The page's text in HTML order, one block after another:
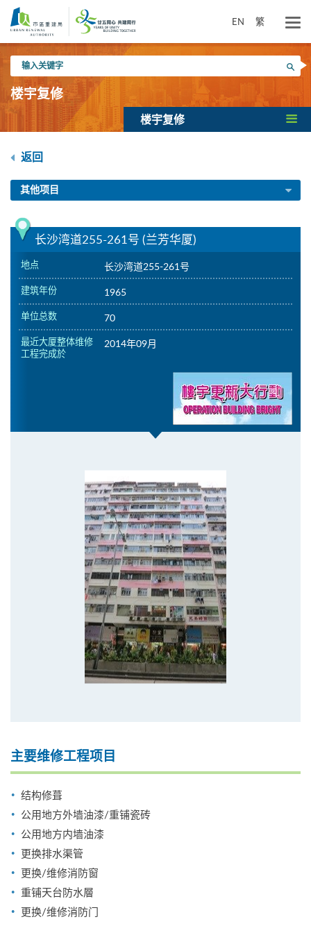
内
EN 繁
入
关
键
搜寻
楼宇复修
楼宇复修
返回
其他项目
长沙湾道255-261号 (兰芳华厦)
地点 长沙湾道255-261号
建筑年份 1965
单位总数 70
最近大厦整体维修
工程完成於
2014年09月
主要维修工程项目
结构修葺
公用地方外墙油漆/重铺瓷砖
公用地方内墙油漆
更换排水渠管
更换/维修消防窗
重铺天台防水層
更换/维修消防门